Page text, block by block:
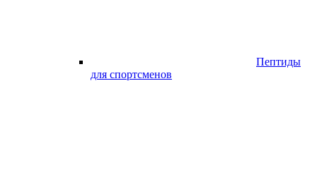
Пептиды
для спортсменов